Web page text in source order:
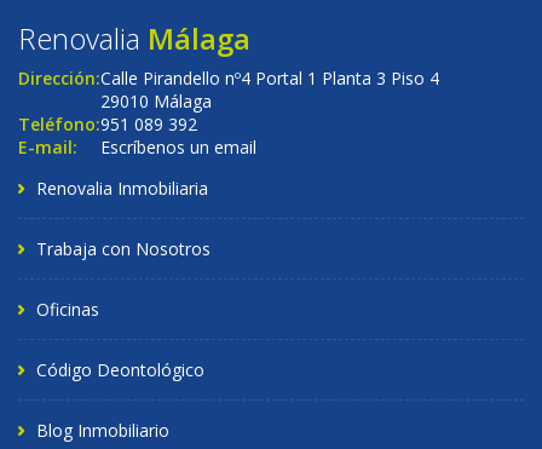
Renovalia Málaga
Dirección:Calle Pirandello nº4 Portal 1 Planta 3 Piso 4
29010 Málaga
Teléfono:951 089 392
E-mail:
Escríbenos un email
Renovalia Inmobiliaria
Trabaja con Nosotros
Oficinas
Código Deontológico
Blog Inmobiliario